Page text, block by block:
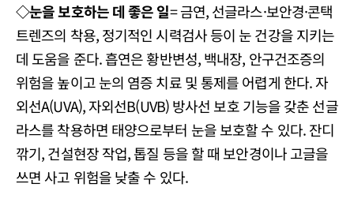
◇눈을 보호하는 데 좋은 일= 금연, 선글라스·보안경·콘택
트렌즈의 착용, 정기적인 시력검사 등이 눈 건강을 지키는
데 도움을 준다. 흡연은 황반변성, 백내장, 안구건조증의
위험을 높이고 눈의 염증 치료 및 통제를 어렵게 한다. 자
외선A(UVA), 자외선B(UVB) 방사선 보호 기능을 갖춘 선글
라스를 착용하면 태양으로부터 눈을 보호할 수 있다. 잔디
깎기, 건설현장 작업, 톱질 등을 할 때 보안경이나 고글을
쓰면 사고 위험을 낮출 수 있다.